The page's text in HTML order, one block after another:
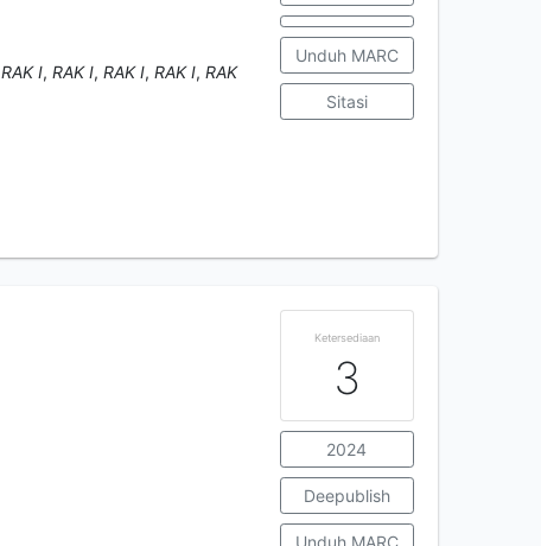
RAK I, RAK I, RAK I, RAK I, RAK
Unduh MARC
Sitasi
Ketersediaan
3
2024
Deepublish
Unduh MARC